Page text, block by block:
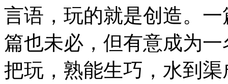
言语，玩的就是创造。
篇也未必，但有意成为
把玩，熟能生巧，水到渠